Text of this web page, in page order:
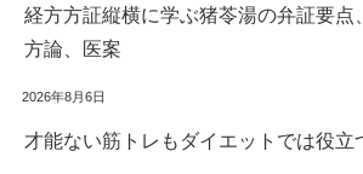
経方方証縦横に学ぶ猪苓湯の弁証要点
方論、医案
2026年8月6日
才能ない筋トレもダイエットでは役立